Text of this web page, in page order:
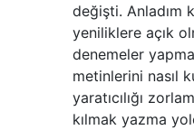
değişti. Anladım
yeniliklere açık
denemeler
metinlerini nasıl
yaratıcılığı
kılmak yazma